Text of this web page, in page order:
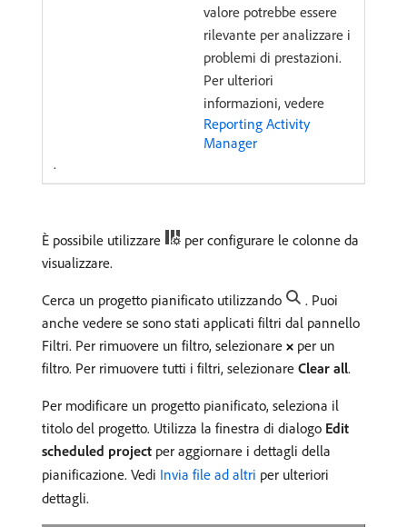
valore potrebbe essere
rilevante per analizzare i
problemi di prestazioni.
Per ulteriori
informazioni, vedere
Reporting Activity
Manager
.
È possibile utilizzare
per configurare le colonne da
visualizzare.
Cerca un progetto pianificato utilizzando
. Puoi
anche vedere se sono stati applicati filtri dal pannello
Filtri. Per rimuovere un filtro, selezionare
per un
filtro. Per rimuovere tutti i filtri, selezionare Clear all.
Per modificare un progetto pianificato, seleziona il
titolo del progetto. Utilizza la finestra di dialogo Edit
scheduled project per aggiornare i dettagli della
pianificazione. Vedi Invia file ad altri per ulteriori
dettagli.